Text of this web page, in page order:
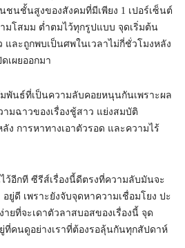
นชั้นสูงของสังคมที่มีเพียง 1 เปอร์เซ็นต์
มโสมม ต่ำตมไว้ทุกรูปแบบ จุดเริ่มต้น
ละถูกพบเป็นศพในเวลาไม่กี่ชั่วโมงหลัง
เผยออกมา
พันธ์ที่เป็นความลับคอยหนุนกันเพราะผล
มฉาวของเรื่องชู้สาว แย่งสมบัติ
ง การหาทางเอาตัวรอด และความไร้
ว้อีกที ซีรีส์เรื่องนี้ดีตรงที่ความลับมันจะ
ยู่ดี เพราะยังจับจุดหาความเชื่อมโยง ปะ
ยที่จะเดาตัวลาสบอสของเรื่องนี้ จุด
ที่คนดูอย่างเราที่ต้องรอลุ้นกันทุกสัปดาห์